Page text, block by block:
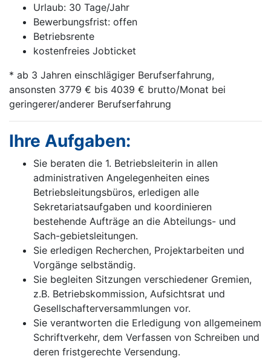
Urlaub: 30 Tage/Jahr
Bewerbungsfrist: offen
Betriebsrente
kostenfreies Jobticket
* ab 3 Jahren einschlägiger Berufserfahrung,
ansonsten 3779 € bis 4039 € brutto/Monat bei
geringerer/anderer Berufserfahrung
Ihre Aufgaben:
Sie beraten die 1. Betriebsleiterin in allen
administrativen Angelegenheiten eines
Betriebsleitungsbüros, erledigen alle
Sekretariatsaufgaben und koordinieren
bestehende Aufträge an die Abteilungs- und
Sach-gebietsleitungen.
Sie erledigen Recherchen, Projektarbeiten und
Vorgänge selbständig.
Sie begleiten Sitzungen verschiedener Gremien,
z.B. Betriebskommission, Aufsichtsrat und
Gesellschafterversammlungen vor.
Sie verantworten die Erledigung von allgemeinem
Schriftverkehr, dem Verfassen von Schreiben und
deren fristgerechte Versendung.